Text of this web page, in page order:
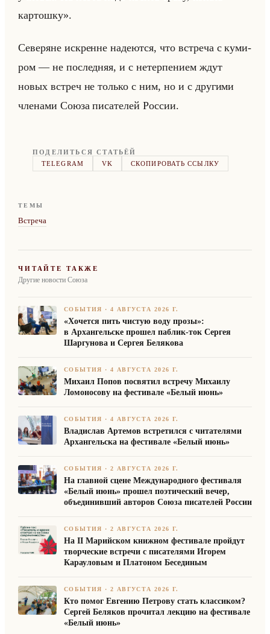
картошку».
Се­ве­ряне ис­кренне на­де­ют­ся, что встре­ча с ку­ми­
ром — не по­след­няя, и с нетер­пе­ни­ем ждут
новых встреч не только с ним, но и с дру­ги­ми
чле­на­ми Союза пи­са­те­лей Рос­сии.
ПОДЕЛИТЬСЯ СТАТЬЁЙ
TELEGRAM
VK СКОПИРОВАТЬ ССЫЛКУ
ТЕМЫ
Встреча
ЧИТАЙТЕ ТАКЖЕ
Другие новости Союза
СОБЫТИЯ ·4 АВГУСТА 2026 Г.
«Хочется пить чистую воду прозы»:
в Архангельске прошел паблик-ток Сергея
Шаргунова и Сергея Белякова
СОБЫТИЯ ·4 АВГУСТА 2026 Г.
Михаил Попов посвятил встречу Михаилу
Ломоносову на фестивале «Белый июнь»
СОБЫТИЯ ·4 АВГУСТА 2026 Г.
Владислав Артемов встретился с читателями
Архангельска на фестивале «Белый июнь»
СОБЫТИЯ ·2 АВГУСТА 2026 Г.
На главной сцене Международного фестиваля
«Белый июнь» прошел поэтический вечер,
объединивший авторов Союза писателей России
СОБЫТИЯ ·2 АВГУСТА 2026 Г.
На II Марийском книжном фестивале пройдут
творческие встречи с писателями Игорем
Карауловым и Платоном Бесединым
СОБЫТИЯ ·2 АВГУСТА 2026 Г.
Кто помог Евгению Петрову стать классиком?
Сергей Беляков прочитал лекцию на фестивале
«Белый июнь»